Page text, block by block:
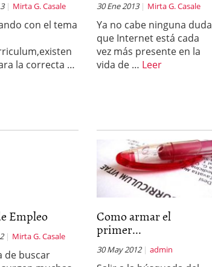
Mirta G. Casale
con el tema
la correcta …
30 Ene 2013 Mirta G. Casale
Ya no cabe ninguna duda
que Internet está cada
vez más presente en la
vida de … Leer
Empleo
Mirta G. Casale
de buscar
Como armar el
primer...
30 May 2012 admin